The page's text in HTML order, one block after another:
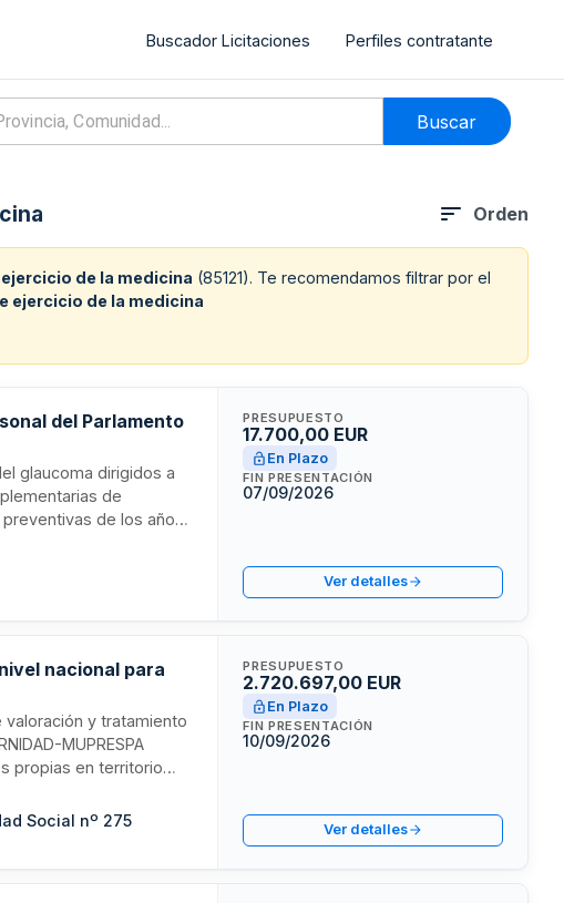
Buscador Licitaciones Perfiles contratante
Buscar
Orden
de la medicina (85121). Te recomendamos filtrar por el
ejercicio de la medicina
del Parlamento
glaucoma dirigidos a
de
de los años
laborales,
de requisitos
PRESUPUESTO
17.700,00 EUR
En Plazo
FIN PRESENTACIÓN
07/09/2026
Ver detalles
nacional para
y tratamiento
MUPRESPA
propias en territorio
de servicios
medios técnicos
Social nº 275
PRESUPUESTO
2.720.697,00 EUR
En Plazo
FIN PRESENTACIÓN
10/09/2026
Ver detalles